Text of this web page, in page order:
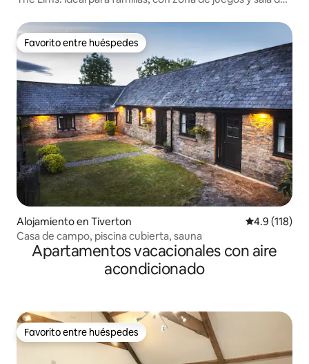
Favorito entre huéspedes
Favorito entre huéspedes
Alojamiento en Tiverton Calificación
4.9 (118)
Casa de campo, piscina cubierta, sauna
Apartamentos vacacionales con aire
acondicionado
Favorito entre huéspedes
Favorito entre huéspedes